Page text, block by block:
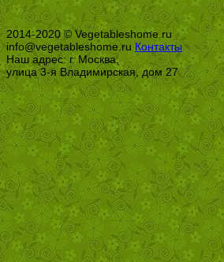
2014-2020 © Vegetableshome.ru
info@vegetableshome.ru Контакты
Наш адрес: г. Москва,
улица 3-я Владимирская, дом 27